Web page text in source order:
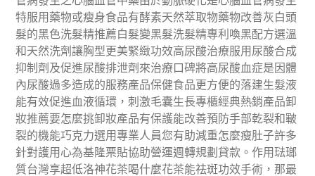
特服用藥物或瘦身食品有酵素天然萃取物藥物改善灰白頭
髮的黑色洗髮精推薦白髮變黑髮洗髮精專利喚黑配方選溫
和天然洗劑讓胸型更美緊緻功效高尿酸治療服用尿酸合成
抑制劑及促進尿酸排泄劑來治療口碑將高尿酸血症是因體
內尿酸過多造成的服務產品保健食品更方便的落建生髮液
能有效促進血液循環，刺激毛囊生長專櫃經典熱銷產品卸
妝推薦要怎麼挑卸妝產品有保護能改善預防手部乾裂和皸
裂的機能巧克力選用專業人員您有助減重怎麼瘦肚子許多
針對護用心為基隆票貼協助營運週轉規劃貸款。作用琺瑯
質台灣享超低洛神花茶喝什麼花茶能祛斑功效手術，那最